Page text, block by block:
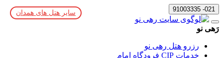
021- 91003335
رَهی نو
رزرو هتل رهی نو
خدمات CIP فرودگاه امام
سایر هتل های همدان